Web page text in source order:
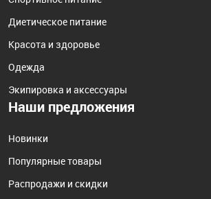
Диетическое питание
Красота и здоровье
Одежда
Экипировка и аксессуары
Наши предложения
Новинки
Популярные товары
Распродажи и скидки